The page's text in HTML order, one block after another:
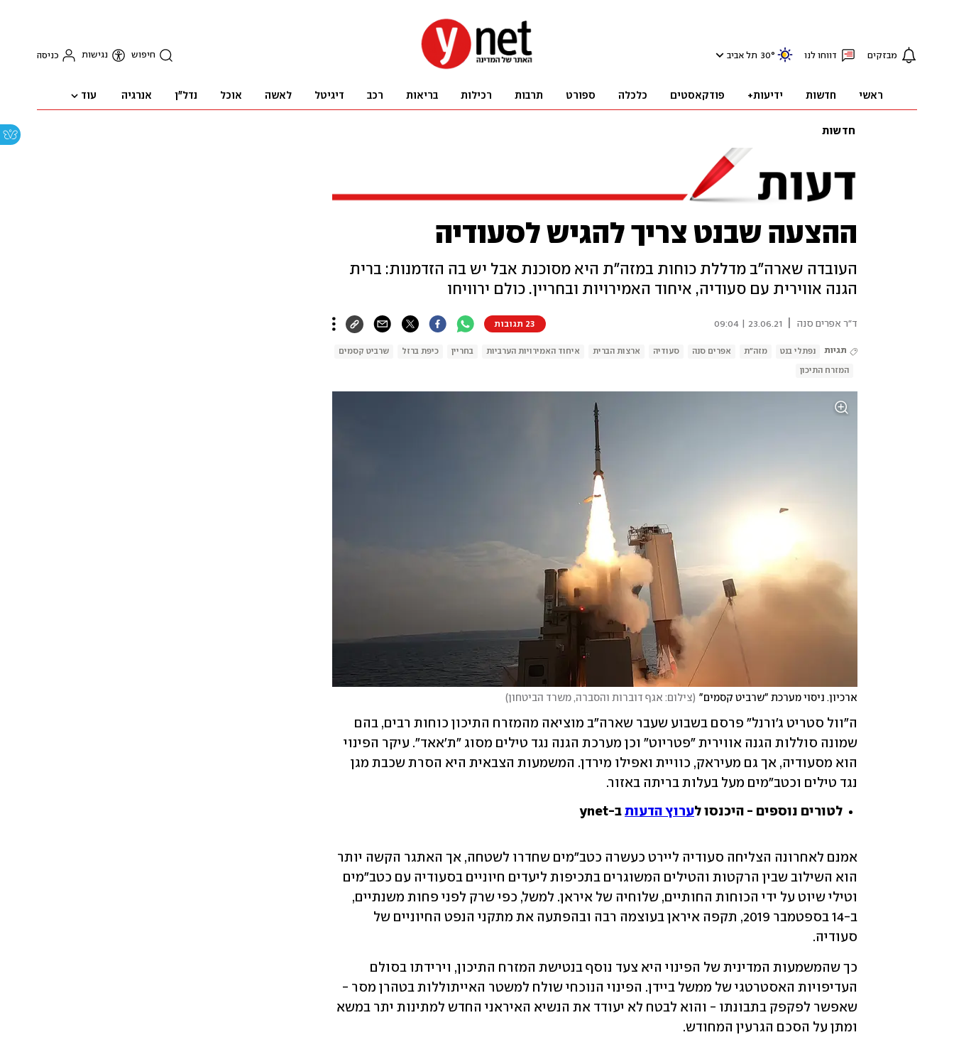
מבזקים דווחו לנו 30° תל אביב חיפוש נגישות כניסה
ראשי חדשות ידיעות+ פודקאסטים כלכלה ספורט תרבות רכילות בריאות רכב דיגיטל לאשה אוכל נדל"ן אנרגיה עוד
חדשות
ההצעה שבנט צריך להגיש לסעודיה
העובדה שארה"ב מדללת כוחות במזה"ת היא מסוכנת אבל יש בה הזדמנות: ברית
הגנה אווירית עם סעודיה, איחוד האמירויות ובחריין. כולם ירוויחו
ד"ר אפרים סנה 23.06.21 | 09:04 23 תגובות
תגיות נפתלי בנט מזה"ת אפרים סנה סעודיה ארצות הברית איחוד האמירויות הערביות בחריין כיפת ברזל שרביט קסמים
המזרח התיכון
ארכיון. ניסוי מערכת "שרביט קסמים" (צילום: אגף דוברות והסברה, משרד הביטחון)
נגד טילים וכטב"מים מעל בעלות בריתה באזור.
לטורים נוספים - היכנסו לערוץ הדעות ב-ynet
סעודיה.
ומתן על הסכם הגרעין המחודש.